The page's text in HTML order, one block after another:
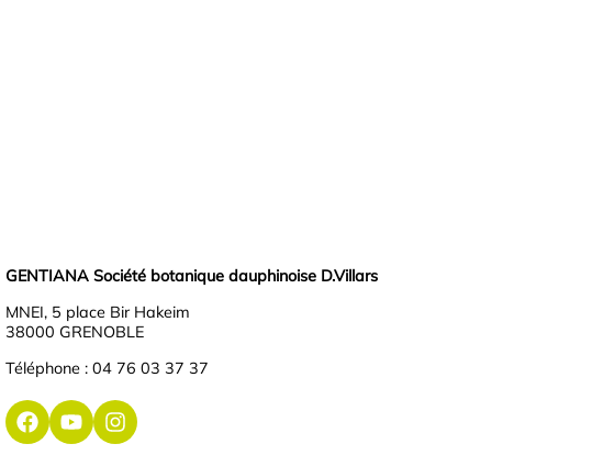
GENTIANA Société botanique dauphinoise D.Villars
MNEI, 5 place Bir Hakeim
38000 GRENOBLE
Téléphone : 04 76 03 37 37